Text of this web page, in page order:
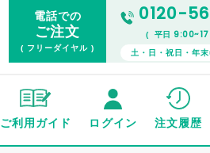
電話での
ご注文
( フリーダイヤル )
0120-
( 平日
土・日・祝日・年末
ご利用ガイド ログイン 注文履歴